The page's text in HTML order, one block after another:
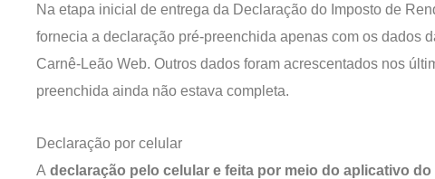
Na etapa inicial de entrega da Declaração do Imposto de
fornecia a declaração pré-preenchida apenas com os dados
Carnê-Leão Web. Outros dados foram acrescentados nos
preenchida ainda não estava completa.
Declaração por celular
A declaração pelo celular e feita por meio do aplicativo